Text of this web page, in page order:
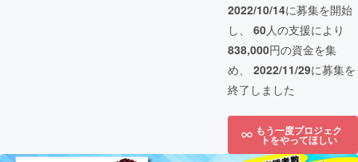
2022/10/14に募集を開始
し、 60人の支援により
838,000円の資金を集
め、 2022/11/29に募集を
終了しました
もう一度プロジェク
トをやってほしい